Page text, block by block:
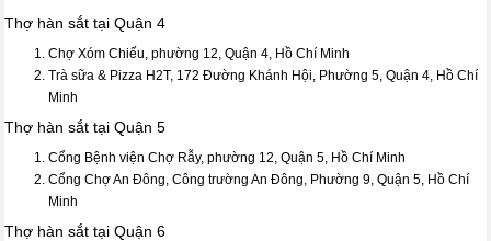
Thợ hàn sắt tại Quận 4
Chợ Xóm Chiếu, phường 12, Quận 4, Hồ Chí Minh
Trà sữa & Pizza H2T, 172 Đường Khánh Hội, Phường 5, Quận 4, Hồ Chí
Minh
Thợ hàn sắt tại Quận 5
Cổng Bệnh viện Chợ Rẫy, phường 12, Quận 5, Hồ Chí Minh
Cổng Chợ An Đông, Công trường An Đông, Phường 9, Quận 5, Hồ Chí
Minh
Thợ hàn sắt tại Quận 6